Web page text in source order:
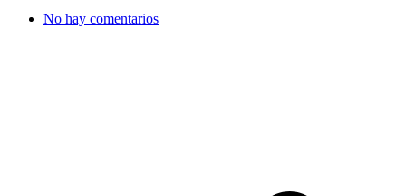
No hay comentarios